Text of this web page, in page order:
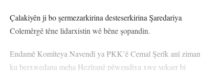
Çalakiyên ji bo şermezarkirina desteserkirina Şaredariya
Colemêrgê têne lidarxistin wê bêne şopandin.
Endamê Komîteya Navendî ya PKK’ê Cemal Şerîk anî ziman
ku berxwedana meha Hezîranê pêwendiya xwe yekser bi